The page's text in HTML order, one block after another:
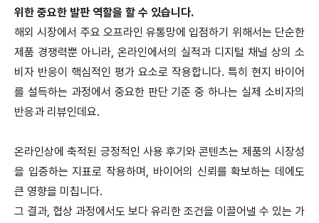
위한 중요한 발판 역할을 할 수 있습니다.
해외 시장에서 주요 오프라인 유통망에 입점하기 위해서는 단순한
제품 경쟁력뿐 아니라, 온라인에서의 실적과 디지털 채널 상의 소
비자 반응이 핵심적인 평가 요소로 작용합니다. 특히 현지 바이어
를 설득하는 과정에서 중요한 판단 기준 중 하나는 실제 소비자의
반응과 리뷰인데요.
온라인상에 축적된 긍정적인 사용 후기와 콘텐츠는 제품의 시장성
을 입증하는 지표로 작용하며, 바이어의 신뢰를 확보하는 데에도
큰 영향을 미칩니다.
그 결과, 협상 과정에서도 보다 유리한 조건을 이끌어낼 수 있는 가